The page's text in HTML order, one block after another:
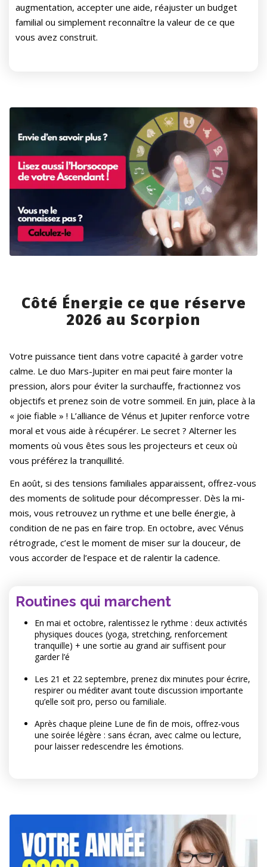
augmentation, accepter une aide, réajuster un budget
familial ou simplement reconnaître la valeur de ce que
vous avez construit.
Côté Énergie ce que réserve
2026 au Scorpion
Votre puissance tient dans votre capacité à garder votre
calme. Le duo Mars-Jupiter en mai peut faire monter la
pression, alors pour éviter la surchauffe, fractionnez vos
objectifs et prenez soin de votre sommeil. En juin, place à la
« joie fiable » ! L’alliance de Vénus et Jupiter renforce votre
moral et vous aide à récupérer. Le secret ? Alterner les
moments où vous êtes sous les projecteurs et ceux où
vous préférez la tranquillité.
En août, si des tensions familiales apparaissent, offrez-vous
des moments de solitude pour décompresser. Dès la mi-
mois, vous retrouvez un rythme et une belle énergie, à
condition de ne pas en faire trop. En octobre, avec Vénus
rétrograde, c’est le moment de miser sur la douceur, de
vous accorder de l’espace et de ralentir la cadence.
Routines qui marchent
En mai et octobre, ralentissez le rythme : deux activités
physiques douces (yoga, stretching, renforcement
tranquille) + une sortie au grand air suffisent pour
garder l’é
Les 21 et 22 septembre, prenez dix minutes pour écrire,
respirer ou méditer avant toute discussion importante
qu’elle soit pro, perso ou familiale.
Après chaque pleine Lune de fin de mois, offrez-vous
une soirée légère : sans écran, avec calme ou lecture,
pour laisser redescendre les émotions.